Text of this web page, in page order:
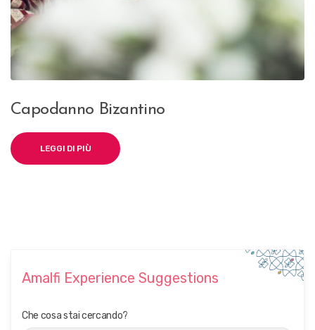
Capodanno Bizantino
LEGGI DI PIÙ
Amalfi Experience Suggestions
Che cosa stai cercando?